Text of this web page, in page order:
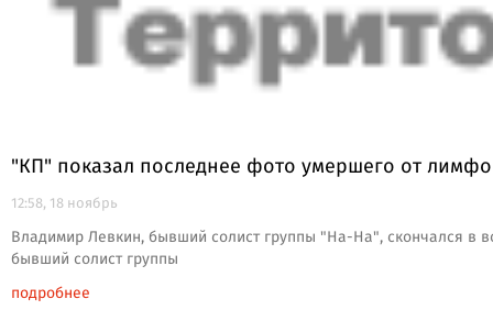
"КП" показал последнее фото умершего от
12:58, 18 ноябрь
Владимир Левкин, бывший солист группы "На-На", скончался в
бывший солист группы
подробнее